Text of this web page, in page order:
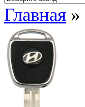
Главная »